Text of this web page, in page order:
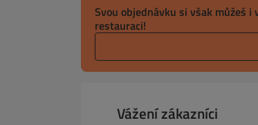
Svou objednávku si však můžeš i
restauraci!
Vážení zákazníci